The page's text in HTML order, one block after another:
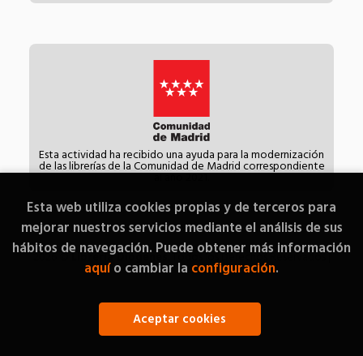
Esta actividad ha recibido una ayuda para la modernización
de las librerías de la Comunidad de Madrid correspondiente
al año 2021.
2026 ©Librería Diógenes. Todos los Derechos Reservados |
Grupo Trevenque
Esta web utiliza cookies propias y de terceros para
mejorar nuestros servicios mediante el análisis de sus
hábitos de navegación. Puede obtener más información
aquío cambiar la configuración.
Aceptar cookies